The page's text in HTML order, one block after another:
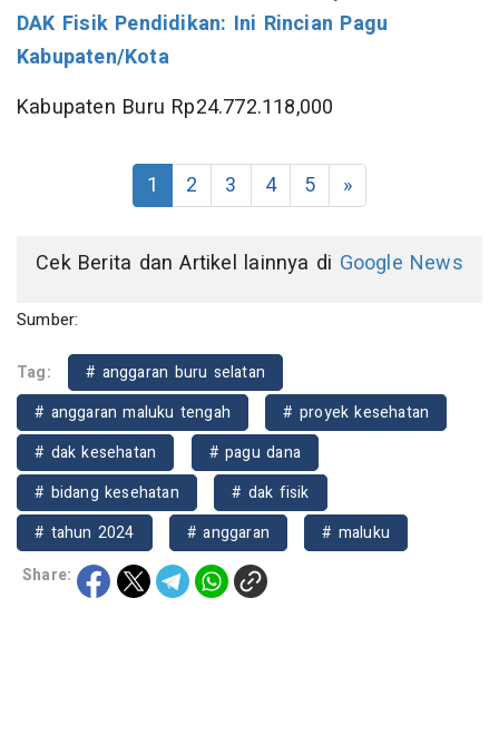
DAK Fisik Pendidikan: Ini Rincian Pagu
Kabupaten/Kota
Kabupaten Buru Rp24.772.118,000
1 2 3 4 5 »
Cek Berita dan Artikel lainnya di Google News
Sumber:
Tag:
# anggaran buru selatan
# anggaran maluku tengah
# proyek kesehatan
# dak kesehatan
# pagu dana
# bidang kesehatan
# dak fisik
# tahun 2024
# anggaran
# maluku
Share: